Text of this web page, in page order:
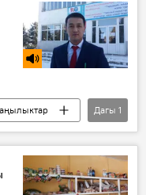
Дагы 1